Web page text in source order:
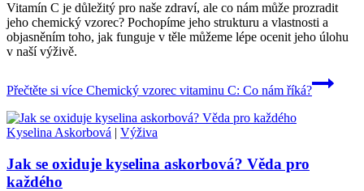
Vitamín C je důležitý pro naše zdraví, ale co nám může prozradit
jeho chemický vzorec? Pochopíme jeho strukturu a vlastnosti a
objasněním toho, jak funguje v těle můžeme lépe ocenit jeho úlohu
v naší výživě.
Přečtěte si více Chemický vzorec vitaminu C: Co nám říká?
Kyselina Askorbová | Výživa
Jak se oxiduje kyselina askorbová? Věda pro
každého